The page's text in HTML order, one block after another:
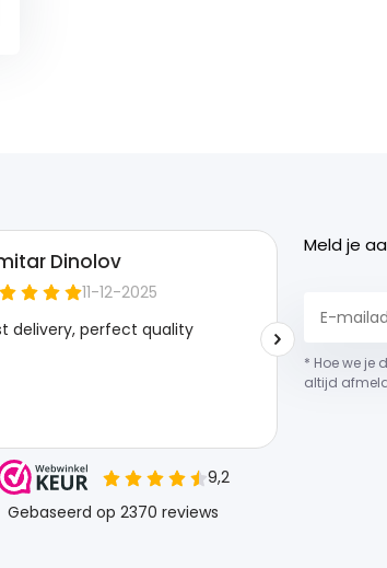
Meld je
* Hoe we je
altijd